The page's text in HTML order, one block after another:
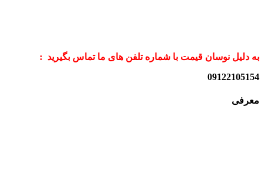
به دلیل نوسان قیمت با شماره تلفن های ما تماس بگیرید :
09122105154
معرفی